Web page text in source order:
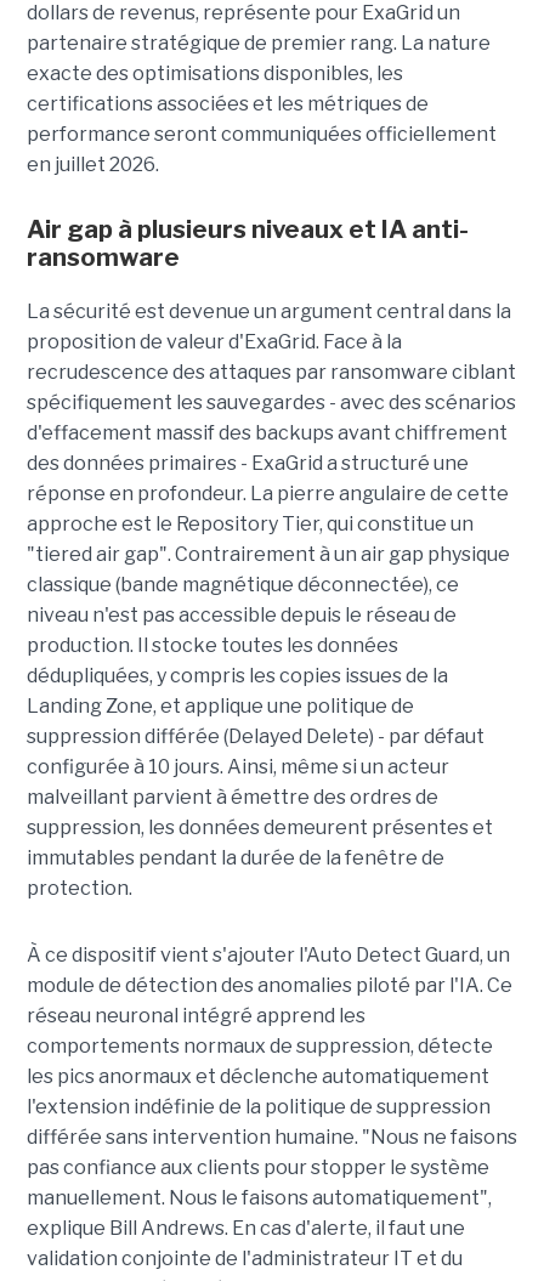
dollars de revenus, représente pour ExaGrid un
partenaire stratégique de premier rang. La nature
exacte des optimisations disponibles, les
certifications associées et les métriques de
performance seront communiquées officiellement
en juillet 2026.
Air gap à plusieurs niveaux et IA anti-
ransomware
La sécurité est devenue un argument central dans la
proposition de valeur d'ExaGrid. Face à la
recrudescence des attaques par ransomware ciblant
spécifiquement les sauvegardes - avec des scénarios
d'effacement massif des backups avant chiffrement
des données primaires - ExaGrid a structuré une
réponse en profondeur. La pierre angulaire de cette
approche est le Repository Tier, qui constitue un
"tiered air gap". Contrairement à un air gap physique
classique (bande magnétique déconnectée), ce
niveau n'est pas accessible depuis le réseau de
production. Il stocke toutes les données
dédupliquées, y compris les copies issues de la
Landing Zone, et applique une politique de
suppression différée (Delayed Delete) - par défaut
configurée à 10 jours. Ainsi, même si un acteur
malveillant parvient à émettre des ordres de
suppression, les données demeurent présentes et
immutables pendant la durée de la fenêtre de
protection.
À ce dispositif vient s'ajouter l'Auto Detect Guard, un
module de détection des anomalies piloté par l'IA. Ce
réseau neuronal intégré apprend les
comportements normaux de suppression, détecte
les pics anormaux et déclenche automatiquement
l'extension indéfinie de la politique de suppression
différée sans intervention humaine. "Nous ne faisons
pas confiance aux clients pour stopper le système
manuellement. Nous le faisons automatiquement",
explique Bill Andrews. En cas d'alerte, il faut une
validation conjointe de l'administrateur IT et du